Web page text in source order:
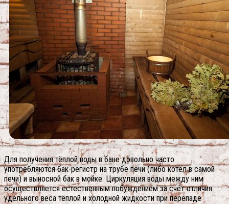
Для получения тёплой воды в бане довольно часто
употребляются бак-регистр на трубе печи (либо котёл в самой
печи) и выносной бак в мойке. Циркуляция воды между ним
осуществляется естественным побуждением за счёт отличия
удельного веса тёплой и холодной жидкости при перепаде